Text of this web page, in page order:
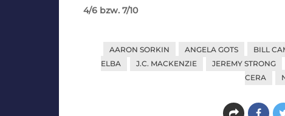
4/6 bzw. 7/10
AARON SORKIN ANGELA GOTS BILL
ELBA
J.C. MACKENZIE JEREMY STRONG
CERA